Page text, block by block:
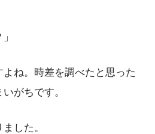
ね。時差を調べたと思った
がちです。
した。